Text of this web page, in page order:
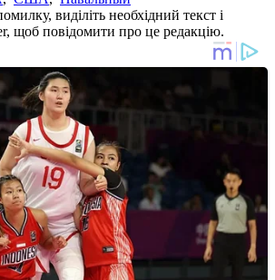
виділіть необхідний текст і
щоб повідомити про це редакцію.